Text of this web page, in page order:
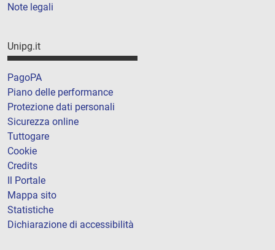
Note legali
Unipg.it
PagoPA
Piano delle performance
Protezione dati personali
Sicurezza online
Tuttogare
Cookie
Credits
Il Portale
Mappa sito
Statistiche
Dichiarazione di accessibilità